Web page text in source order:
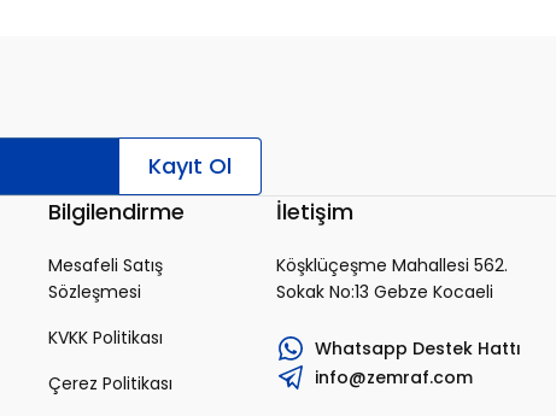
Kayıt Ol
Bilgilendirme
Mesafeli Satış
Sözleşmesi
KVKK Politikası
Çerez Politikası
İletişim
Köşklüçeşme Mahallesi 562.
Sokak No:13 Gebze Kocaeli
Whatsapp Destek Hattı
info@zemraf.com